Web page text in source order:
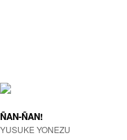
ÑAN-ÑAN!
YUSUKE YONEZU